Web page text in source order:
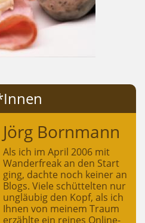
Jörg Bornmann
Als ich im April 2006 mit
Wanderfreak an den Start
ging, dachte noch keiner an
Blogs. Viele schüttelten nur
ungläubig den Kopf, als ich
Ihnen von meinem Traum
erzählte ein reines Online-